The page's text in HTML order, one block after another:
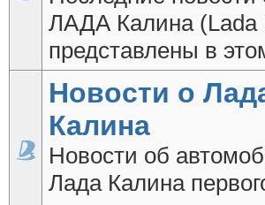
ЛАДА Калина (Lada
представлены в
Новости о
Калина
Новости об
Лада Калина